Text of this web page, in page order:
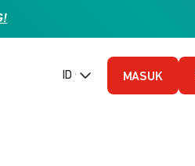
ID (Bahasa Indonesia)
MASUK